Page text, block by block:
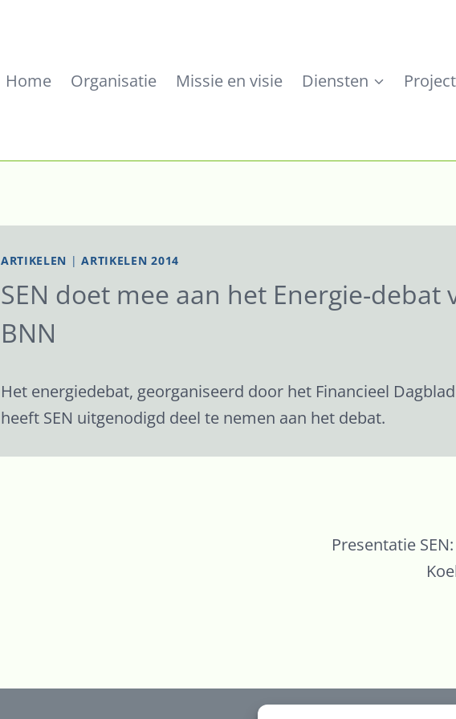
Home Organisatie Missie en visie Diensten
ARTIKELEN |ARTIKELEN 2014
SEN doet mee aan het Energie-debat
BNN
Het energiedebat, georganiseerd door het Financieel
heeft SEN uitgenodigd deel te nemen aan het debat.
Presentatie